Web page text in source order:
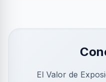
El Valor de